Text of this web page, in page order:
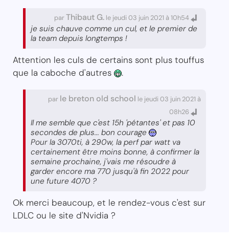
parThibaut G. le jeudi 03 juin 2021 à 10h54
je suis chauve comme un cul, et le premier de
la team depuis longtemps !
Attention les culs de certains sont plus touffus
que la caboche d'autres
.
par le breton old school le jeudi 03 juin 2021 à
08h26
Il me semble que c'est 15h 'pétantes' et pas 10
secondes de plus... bon courage
Pour la 3070ti, à 290w, la perf par watt va
certainement être moins bonne, à confirmer la
semaine prochaine, j'vais me résoudre à
garder encore ma 770 jusqu'à fin 2022 pour
une future 4070 ?
Ok merci beaucoup, et le rendez-vous c'est sur
LDLC ou le site d'Nvidia ?